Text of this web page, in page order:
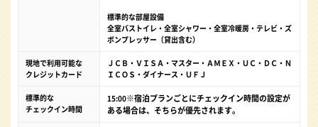
標準的な部屋設備
全室バストイレ・全室シャワー・全室冷暖房・テレビ・ズ
ボンプレッサー（貸出含む）
現地で利用可能な
クレジットカード
ＪＣＢ・ＶＩＳＡ・マスター・ＡＭＥＸ・ＵＣ・ＤＣ・Ｎ
ＩＣＯＳ・ダイナース・ＵＦＪ
標準的な
チェックイン時間
15:00※宿泊プランごとにチェックイン時間の設定が
ある場合は、そちらが優先されます。